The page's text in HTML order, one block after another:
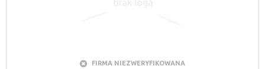
FIRMA NIEZWERYFIKOWANA